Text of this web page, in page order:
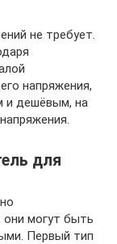
не требует.
напряжения,
и дешёвым, на
для
они могут быть
Первый тип